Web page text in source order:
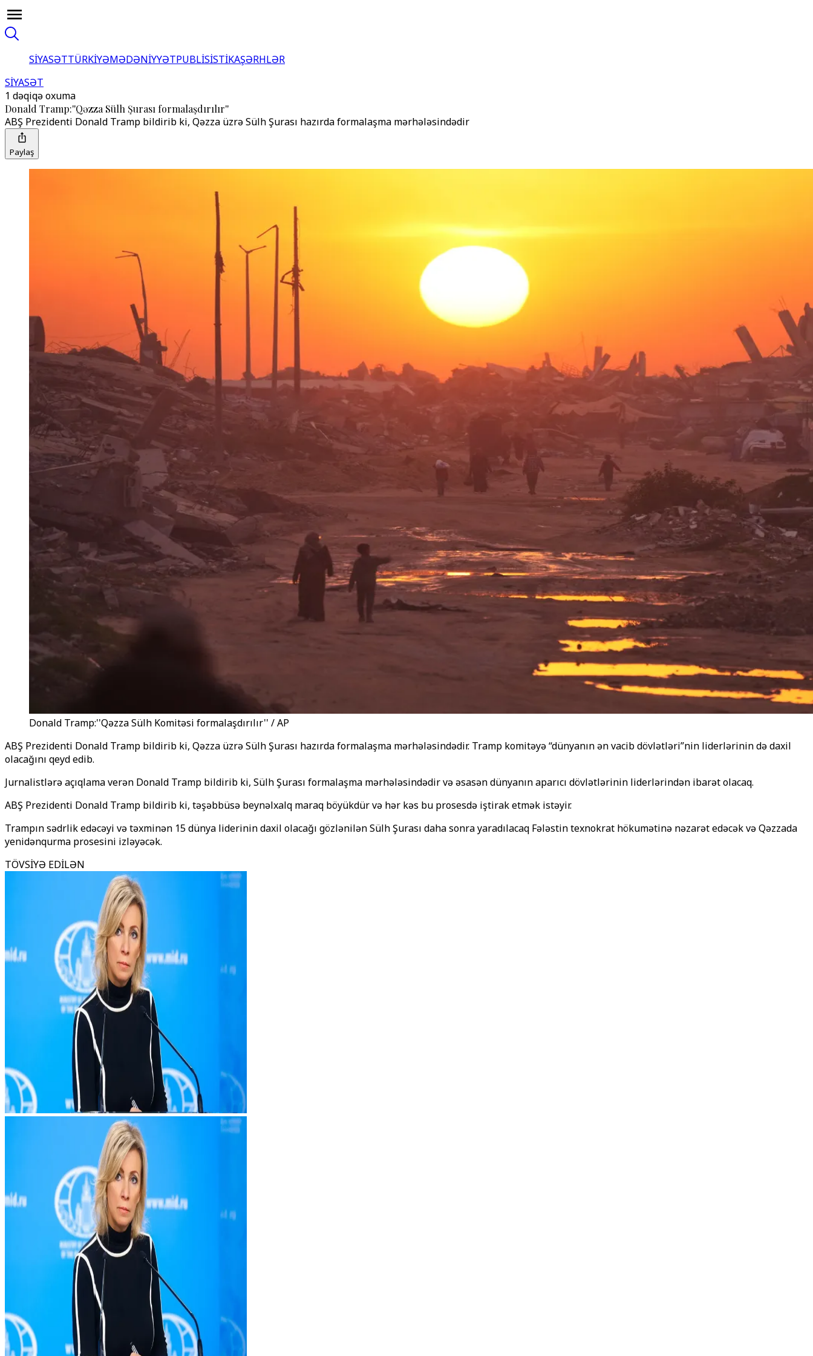
SİYASƏTTÜRKİYƏMƏDƏNİYYƏTPUBLİSİSTİKAŞƏRHLƏR
SİYASƏT
1 dəqiqə oxuma
Donald Tramp:''Qəzza Sülh Şurası formalaşdırılır''
ABŞ Prezidenti Donald Tramp bildirib ki, Qəzza üzrə Sülh Şurası hazırda formalaşma mərhələsindədir
Paylaş
Donald Tramp:''Qəzza Sülh Komitəsi formalaşdırılır'' / AP
ABŞ Prezidenti Donald Tramp bildirib ki, Qəzza üzrə Sülh Şurası hazırda formalaşma mərhələsindədir. Tramp komitəyə “dünyanın ən vacib dövlətləri”nin liderlərinin də daxil
olacağını qeyd edib.
Jurnalistlərə açıqlama verən Donald Tramp bildirib ki, Sülh Şurası formalaşma mərhələsindədir və əsasən dünyanın aparıcı dövlətlərinin liderlərindən ibarət olacaq.
ABŞ Prezidenti Donald Tramp bildirib ki, təşəbbüsə beynəlxalq maraq böyükdür və hər kəs bu prosesdə iştirak etmək istəyir.
Trampın sədrlik edəcəyi və təxminən 15 dünya liderinin daxil olacağı gözlənilən Sülh Şurası daha sonra yaradılacaq Fələstin texnokrat hökumətinə nəzarət edəcək və Qəzzada
yenidənqurma prosesini izləyəcək.
TÖVSİYƏ EDİLƏN